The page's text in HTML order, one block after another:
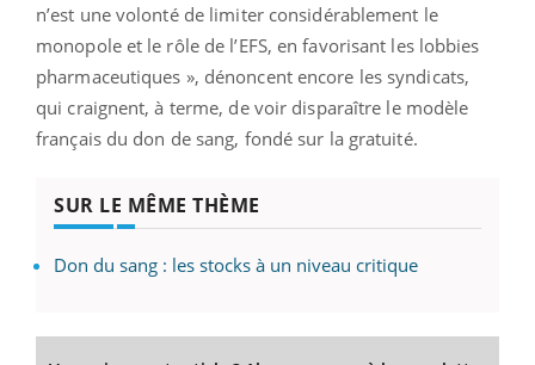
n’est une volonté de limiter considérablement le
monopole et le rôle de l’EFS, en favorisant les lobbies
pharmaceutiques », dénoncent encore les syndicats,
qui craignent, à terme, de voir disparaître le modèle
français du don de sang, fondé sur la gratuité.
SUR LE MÊME THÈME
Don du sang : les stocks à un niveau critique